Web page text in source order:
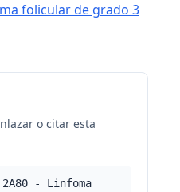
folicular de grado 3
o citar esta
- Linfoma